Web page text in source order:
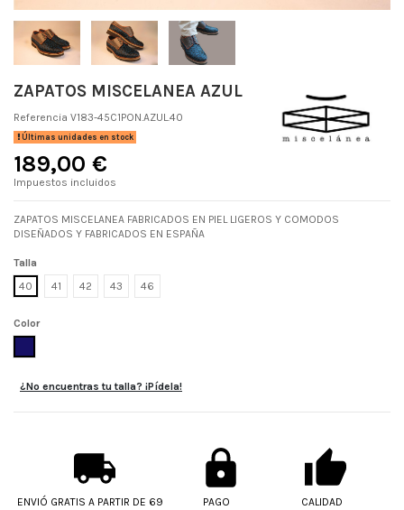
ZAPATOS MISCELANEA AZUL
Referencia V183-45C1PON.AZUL.40
Últimas unidades en stock
189,00 €
Impuestos incluidos
ZAPATOS MISCELANEA FABRICADOS EN PIEL LIGEROS Y COMODOS
DISEÑADOS Y FABRICADOS EN ESPAÑA
Talla
40
41 42 43 46
Color
¿No encuentras tu talla? ¡Pídela!
ENVIÓ GRATIS A PARTIR DE 69
PAGO
CALIDAD